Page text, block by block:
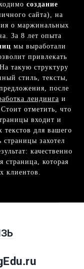
создание
сайта), на
о маржинальных
За 8 лет опыта
мы выработали
привлекать
такую структуру
стиль, тексты,
после
лендинга и
отметить, что
входит и
для вашего
захотел
качественно
страница, которая
клиентов.